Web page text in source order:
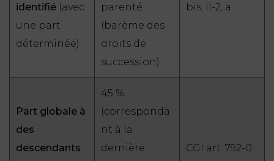
identifié (avec
une part
déterminée)
parenté
(barème des
droits de
succession)
bis, II-2, a
Part globale à
des
descendants
45 %
(corresponda
nt à la
dernière
CGI art. 792-0